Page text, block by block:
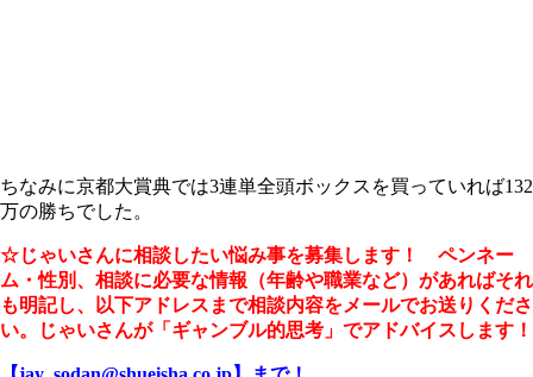
ちなみに京都大賞典では3連単全頭ボックスを買っていれば132
万の勝ちでした。
☆じゃいさんに相談したい悩み事を募集します！ ペンネー
ム・性別、相談に必要な情報（年齢や職業など）があればそれ
も明記し、以下アドレスまで相談内容をメールでお送りくださ
い。じゃいさんが「ギャンブル的思考」でアドバイスします！